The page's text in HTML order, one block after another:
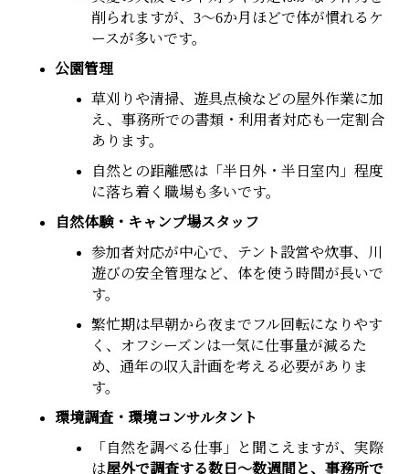
削られますが、3〜6か月ほどで体が慣れるケ
ースが多いです。
公園管理
草刈りや清掃、遊具点検などの屋外作業に加
え、事務所での書類・利用者対応も一定割合
あります。
自然との距離感は「半日外・半日室内」程度
に落ち着く職場も多いです。
自然体験・キャンプ場スタッフ
参加者対応が中心で、テント設営や炊事、川
遊びの安全管理など、体を使う時間が長いで
す。
繁忙期は早朝から夜までフル回転になりやす
く、オフシーズンは一気に仕事量が減るた
め、通年の収入計画を考える必要がありま
す。
環境調査・環境コンサルタント
「自然を調べる仕事」と聞こえますが、実際
は屋外で調査する数日〜数週間と、事務所で